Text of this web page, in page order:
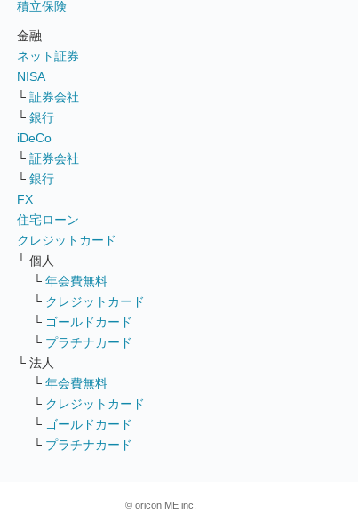
積立保険
金融
ネット証券
NISA
└ 証券会社
└ 銀行
iDeCo
└ 証券会社
└ 銀行
FX
住宅ローン
クレジットカード
└ 個人
└ 年会費無料
└ クレジットカード
└ ゴールドカード
└ プラチナカード
└ 法人
└ 年会費無料
└ クレジットカード
└ ゴールドカード
└ プラチナカード
© oricon ME inc.